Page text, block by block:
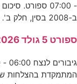
- 07:00 ספורט.
ב-2008 בסין, חלק ב'. ה. פ''ת -
ספורט 5 גולד 05-08-2026
המתמקדת בהצלחות של